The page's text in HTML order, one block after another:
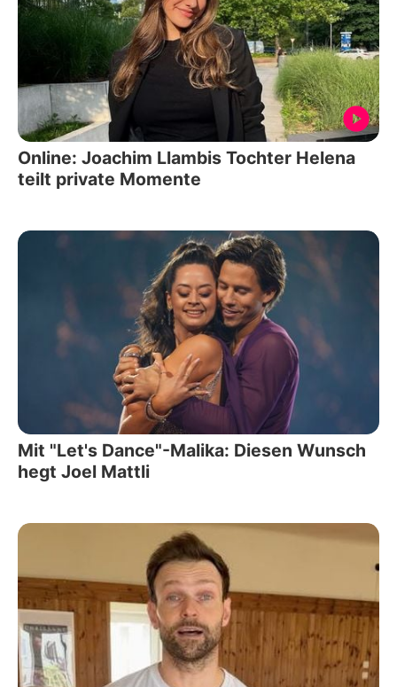
Online: Joachim Llambis Tochter Helena
teilt private Momente
Mit "Let's Dance"-Malika: Diesen Wunsch
hegt Joel Mattli